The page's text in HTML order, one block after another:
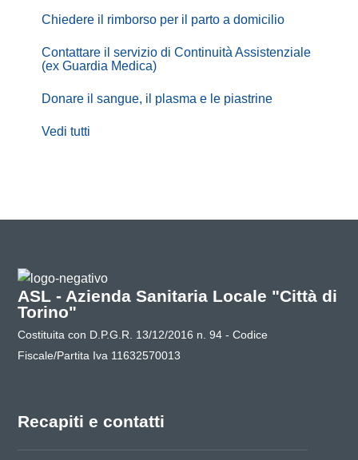
Chiedere il rimborso per il parto a domicilio
Contattare il servizio di Continuità Assistenziale
(ex Guardia Medica)
Donare il sangue, il plasma e le piastrine
Vedi tutti
ASL - Azienda Sanitaria Locale "Città di
Torino"
Costituita con D.P.G.R. 13/12/2016 n. 94 - Codice
Fiscale/Partita Iva 11632570013
Recapiti e contatti